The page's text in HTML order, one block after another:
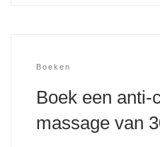
Boeken
Boek een anti-
massage van